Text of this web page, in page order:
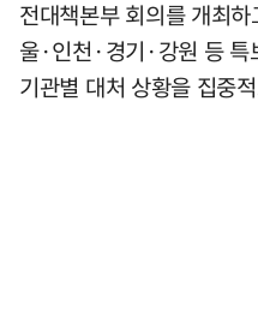
전대책본부 회의를 개최
울·인천·경기·강원 등
기관별 대처 상황을 집중